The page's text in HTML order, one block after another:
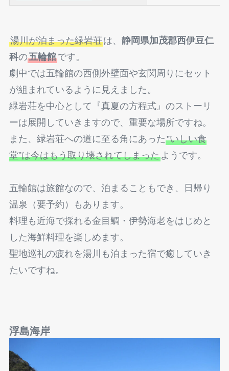
湯川が泊まった緑岩荘は、 静岡県加茂郡西伊豆仁
科の五輪館です。
劇中では五輪館の西側外壁面や玄関周りにセット
が組まれているように見えました。
緑岩荘を中心として『真夏の方程式』のストーリ
ーは展開していきますので、重要な場所ですね。
また、緑岩荘への道に至る角にあった”いしい食
堂”は今はもう取り壊されてしまったようです。
五輪館は旅館なので、泊まることもでき、日帰り
温泉（要予約）もあります。
料理も近海で採れる金目鯛・伊勢海老をはじめと
した海鮮料理を楽しめます。
聖地巡礼の疲れを湯川も泊まった宿で癒していき
たいですね。
浮島海岸